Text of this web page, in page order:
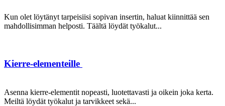
Kun olet löytänyt tarpeisiisi sopivan insertin, haluat kiinnittää sen
mahdollisimman helposti. Täältä löydät työkalut...
Kierre-elementeille
Asenna kierre-elementit nopeasti, luotettavasti ja oikein joka kerta.
Meiltä löydät työkalut ja tarvikkeet sekä...